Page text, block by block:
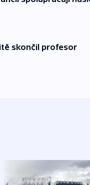
skončil profesor